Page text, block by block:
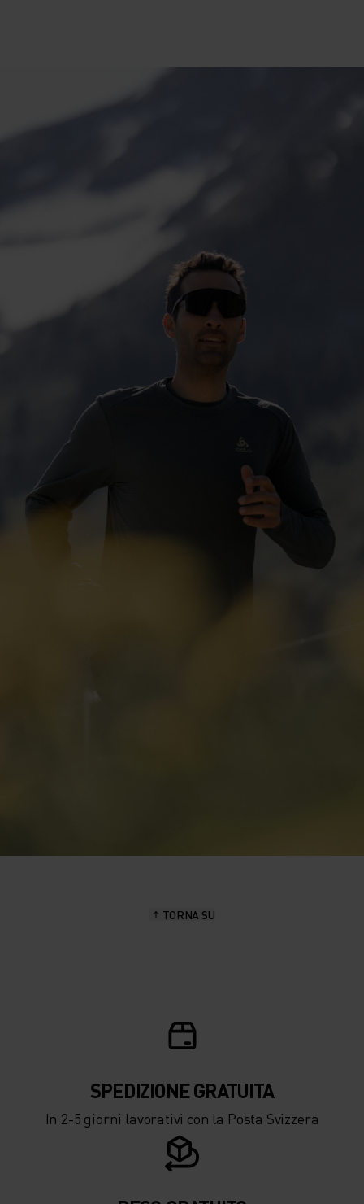
10°
0°
-10°
-20°
-25°
-30°
-5°
-10°
-15°
-20°
-25°
-30°
TORNA SU
SPEDIZIONE ​​​​​​GRATUITA
In 2-5 giorni lavorativi con la Posta Svizzera